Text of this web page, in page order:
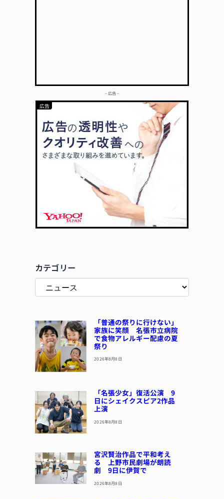
– 広告 –
カテゴリー
「普通の祭りに行けない」
家族に笑顔 名張市立病院
で食物アレルギー配慮の夏
祭り
2026年8月8日
「名張少女」復活公演 9
日にシェイクスピア2作品
上演
2026年8月8日
宮沢賢治作品で平和考え
る 上野市民劇場が朗読
劇 9日に伊賀で
2026年8月8日